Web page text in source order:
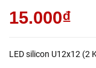
15.000₫
LED silicon U12x12 (2